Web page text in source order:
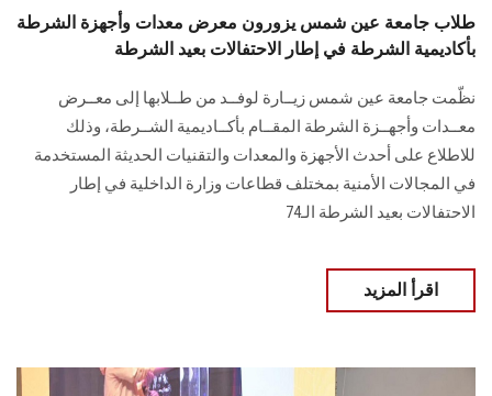
طلاب جامعة عين شمس يزورون معرض معدات وأجهزة الشرطة
بأكاديمية الشرطة في إطار الاحتفالات بعيد الشرطة
نظّمت جامعة عين شمس زيــارة لوفــد من طــلابها إلى معــرض
معــدات وأجهــزة الشرطة المقــام بأكــاديمية الشــرطة، وذلك
للاطلاع على أحدث الأجهزة والمعدات والتقنيات الحديثة المستخدمة
في المجالات الأمنية بمختلف قطاعات وزارة الداخلية في إطار
الاحتفالات بعيد الشرطة الـ74
اقرأ المزيد